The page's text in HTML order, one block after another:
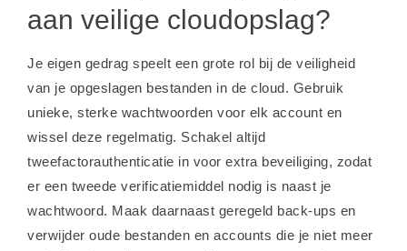
aan veilige cloudopslag?
Je eigen gedrag speelt een grote rol bij de veiligheid
van je opgeslagen bestanden in de cloud. Gebruik
unieke, sterke wachtwoorden voor elk account en
wissel deze regelmatig. Schakel altijd
tweefactorauthenticatie in voor extra beveiliging, zodat
er een tweede verificatiemiddel nodig is naast je
wachtwoord. Maak daarnaast geregeld back-ups en
verwijder oude bestanden en accounts die je niet meer